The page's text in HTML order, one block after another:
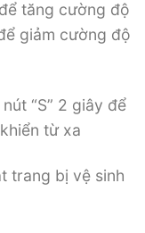
tăng cường độ
giảm cường độ
“S” 2 giây để
từ xa
trang bị vệ sinh